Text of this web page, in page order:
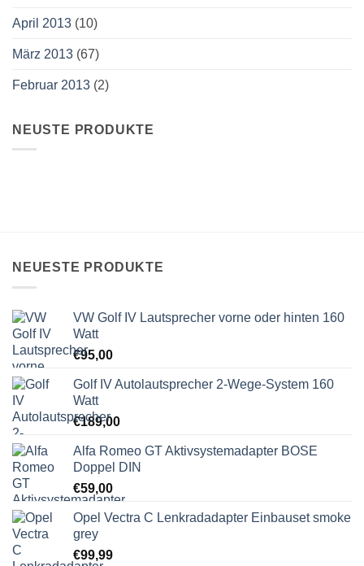
April 2013 (10)
März 2013 (67)
Februar 2013 (2)
NEUSTE PRODUKTE
NEUESTE PRODUKTE
VW Golf IV Lautsprecher vorne oder hinten 160
Watt
€95,00
Golf IV Autolautsprecher 2-Wege-System 160
Watt
€189,00
Alfa Romeo GT Aktivsystemadapter BOSE
Doppel DIN
€59,00
Opel Vectra C Lenkradadapter Einbauset smoke
grey
€99,99